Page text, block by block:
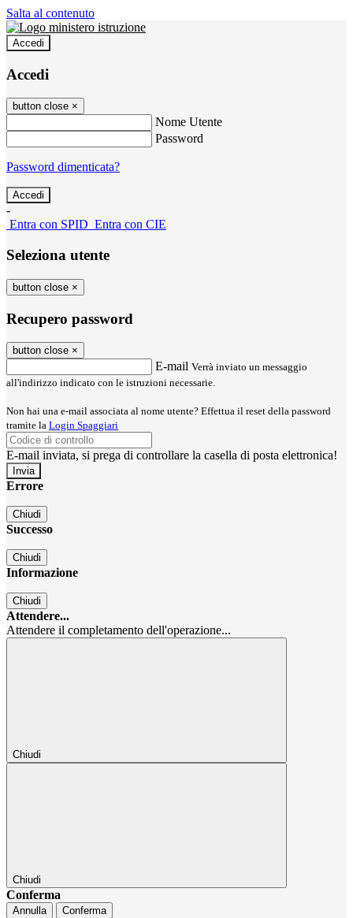
Salta al contenuto
Accedi
Accedi
button close ×
Nome Utente
Password
Password dimenticata?
-
Entra con SPID Entra con CIE
Seleziona utente
button close ×
Recupero password
button close ×
E-mail Verrà inviato un messaggio
all'indirizzo indicato con le istruzioni necessarie.
Non hai una e-mail associata al nome utente? Effettua il reset della password
tramite la Login Spaggiari
E-mail inviata, si prega di controllare la casella di posta elettronica!
Errore
Chiudi
Successo
Chiudi
Informazione
Chiudi
Attendere...
Attendere il completamento dell'operazione...
Chiudi
Chiudi
Conferma
Annulla Conferma